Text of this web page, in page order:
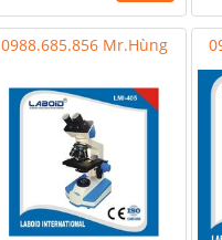
0988.685.856 Mr.Hùng
Mr Hùng - 0988.685.856